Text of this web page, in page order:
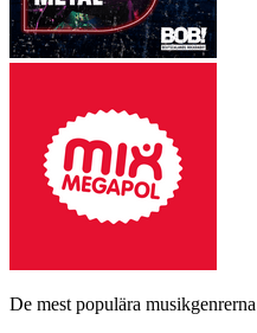
De mest populära musikgenrerna